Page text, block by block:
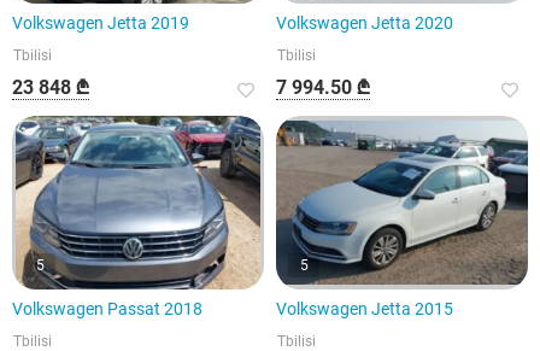
Volkswagen Jetta 2019
Tbilisi
23 848 ₾
Volkswagen Jetta 2020
Tbilisi
7 994.50 ₾
5
Volkswagen Passat 2018
Tbilisi
5
Volkswagen Jetta 2015
Tbilisi